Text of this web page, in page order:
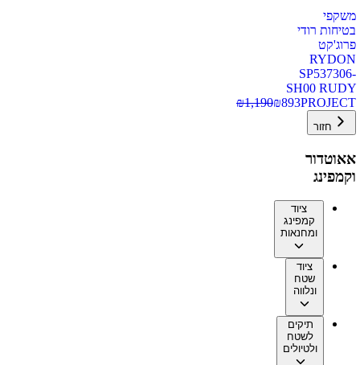
משקפי
בטיחות רודי
פרוג'קט
RYDON
SP537306-
SH00 RUDY
PROJECT
₪893
₪1,190
חזור
אאוטדור
וקמפינג
ציוד
קמפינג
ומחנאות
ציוד
שטח
ונלווה
תיקים
לשטח
ולטיולים